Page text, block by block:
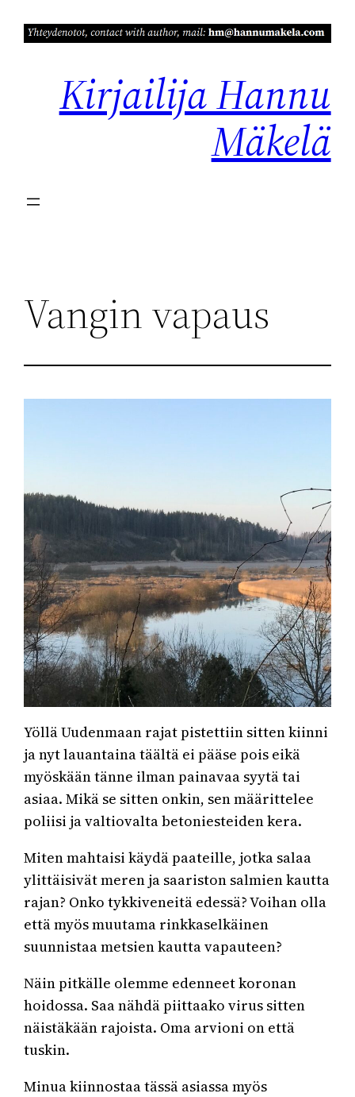
sisältöön
Kirjailija Hannu
Mäkelä
Vangin vapaus
Yöllä Uudenmaan rajat pistettiin sitten kiinni
ja nyt lauantaina täältä ei pääse pois eikä
myöskään tänne ilman painavaa syytä tai
asiaa. Mikä se sitten onkin, sen määrittelee
poliisi ja valtiovalta betoniesteiden kera.
Miten mahtaisi käydä paateille, jotka salaa
ylittäisivät meren ja saariston salmien kautta
rajan? Onko tykkiveneitä edessä? Voihan olla
että myös muutama rinkkaselkäinen
suunnistaa metsien kautta vapauteen?
Näin pitkälle olemme edenneet koronan
hoidossa. Saa nähdä piittaako virus sitten
näistäkään rajoista. Oma arvioni on että
tuskin.
Minua kiinnostaa tässä asiassa myös